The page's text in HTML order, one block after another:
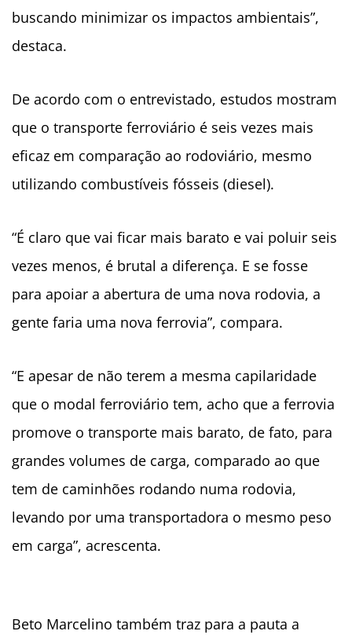
buscando minimizar os impactos ambientais”,
destaca.
De acordo com o entrevistado, estudos mostram
que o transporte ferroviário é seis vezes mais
eficaz em comparação ao rodoviário, mesmo
utilizando combustíveis fósseis (diesel).
“É claro que vai ficar mais barato e vai poluir seis
vezes menos, é brutal a diferença. E se fosse
para apoiar a abertura de uma nova rodovia, a
gente faria uma nova ferrovia”, compara.
“E apesar de não terem a mesma capilaridade
que o modal ferroviário tem, acho que a ferrovia
promove o transporte mais barato, de fato, para
grandes volumes de carga, comparado ao que
tem de caminhões rodando numa rodovia,
levando por uma transportadora o mesmo peso
em carga”, acrescenta.
Beto Marcelino também traz para a pauta a